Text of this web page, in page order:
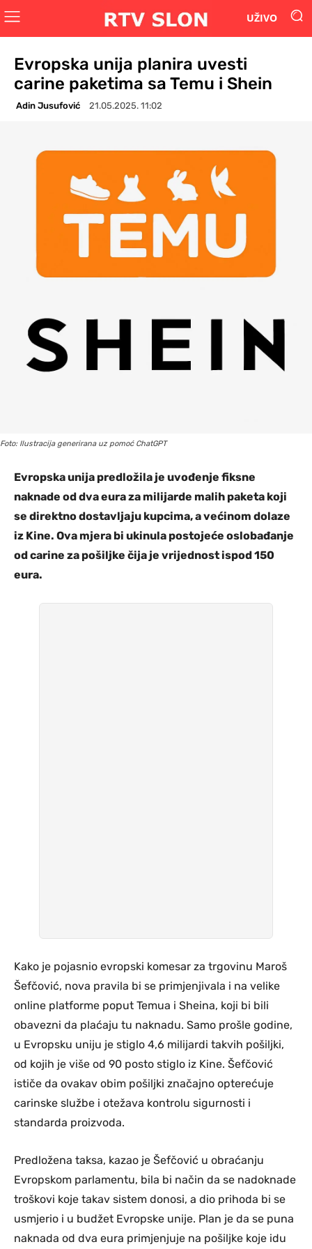
UŽIVO
Evropska unija planira uvesti
carine paketima sa Temu i Shein
Adin Jusufović 21.05.2025. 11:02
Foto: Ilustracija generirana uz pomoć ChatGPT
Evropska unija predložila je uvođenje fiksne
naknade od dva eura za milijarde malih paketa koji
se direktno dostavljaju kupcima, a većinom dolaze
iz Kine. Ova mjera bi ukinula postojeće oslobađanje
od carine za pošiljke čija je vrijednost ispod 150
eura.
Kako je pojasnio evropski komesar za trgovinu Maroš
Šefčović, nova pravila bi se primjenjivala i na velike
online platforme poput Temua i Sheina, koji bi bili
obavezni da plaćaju tu naknadu. Samo prošle godine,
u Evropsku uniju je stiglo 4,6 milijardi takvih pošiljki,
od kojih je više od 90 posto stiglo iz Kine. Šefčović
ističe da ovakav obim pošiljki značajno opterećuje
carinske službe i otežava kontrolu sigurnosti i
standarda proizvoda.
Predložena taksa, kazao je Šefčović u obraćanju
Evropskom parlamentu, bila bi način da se nadoknade
troškovi koje takav sistem donosi, a dio prihoda bi se
usmjerio i u budžet Evropske unije. Plan je da se puna
naknada od dva eura primjenjuje na pošiljke koje idu